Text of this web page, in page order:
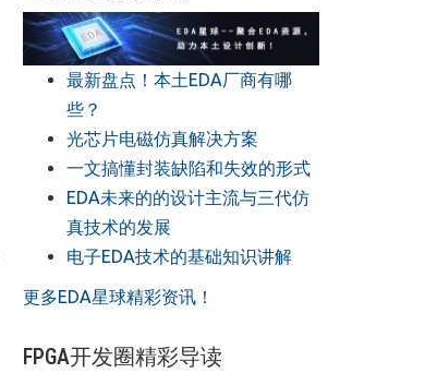
最新盘点！本土EDA厂商有哪
些？
光芯片电磁仿真解决方案
一文搞懂封装缺陷和失效的形式
EDA未来的的设计主流与三代仿
真技术的发展
电子EDA技术的基础知识讲解
更多EDA星球精彩资讯！
FPGA开发圈精彩导读